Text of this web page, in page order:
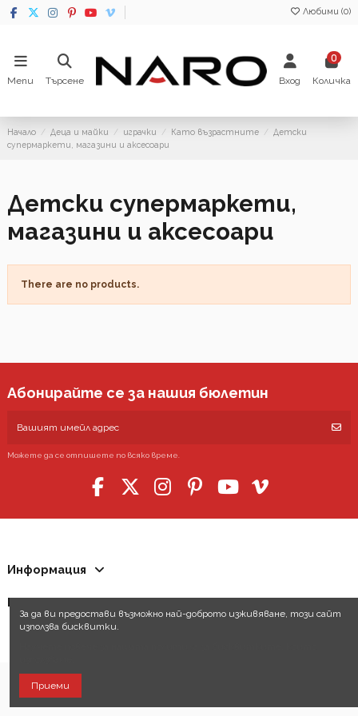
Любими (0)
Menu Търсене Вход
0
Количка
Начало Деца и майки играчки Като възрастните
Детски
супермаркети, магазини и аксесоари
Детски супермаркети,
магазини и аксесоари
There are no products.
Абонирайте се за нашия бюлетин
Можете да се отпишете по всяко време.
Информация
Контакти
За да ви предостави възможно най-доброто изживяване, този сайт
използва бисквитки.
Приеми